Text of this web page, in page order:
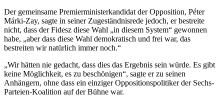
Der gemeinsame Premierministerkandidat der Opposition, Péter
Márki-Zay, sagte in seiner Zugeständnisrede jedoch, er bestreite
nicht, dass der Fidesz diese Wahl „in diesem System“ gewonnen
habe, „aber dass diese Wahl demokratisch und frei war, das
bestreiten wir natürlich immer noch.“
„Wir hätten nie gedacht, dass dies das Ergebnis sein würde. Es gibt
keine Möglichkeit, es zu beschönigen“, sagte er zu seinen
Anhängern, ohne dass ein einziger Oppositionspolitiker der Sechs-
Parteien-Koalition auf der Bühne war.